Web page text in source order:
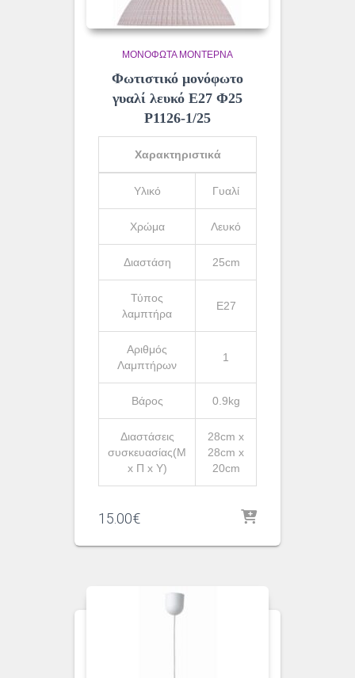
ΜΟΝΌΦΩΤΑ ΜΟΝΤΈΡΝΑ
Φωτιστικό μονόφωτο
γυαλί λευκό Ε27 Φ25
Ρ1126-1/25
Χαρακτηριστικά
Υλικό Γυαλί
Χρώμα Λευκό
Διαστάση 25cm
Τύπος
λαμπτήρα
Ε27
Αριθμός
Λαμπτήρων
1
Βάρος 0.9kg
Διαστάσεις
συσκευασίας(Μ
x Π x Υ)
28cm x
28cm x
20cm
15.00€